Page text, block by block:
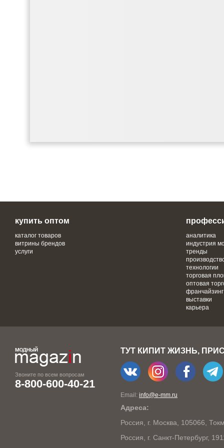
купить оптом
каталог товаров
витрины брендов
услуги
аналитика
индустрия
тренды
технологии
торговая
оптовая
франчайзинг
выставки
карьера
Звоните по всем вопросам
8-800-600-40-21
ТУТ КИПИТ ЖИЗНЬ,
Email: info@e-mm.ru
Адреса:
Россия, г. Москва, 105066,
Россия, г. Санкт-Петербург,